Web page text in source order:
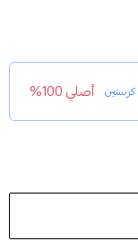
أصلي 100%